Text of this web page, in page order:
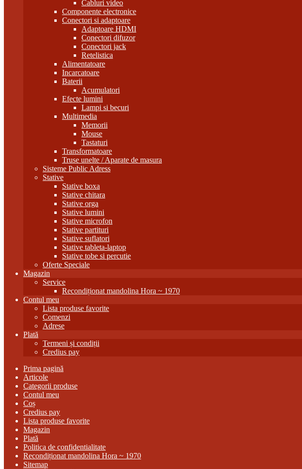
Cabluri video
Componente electronice
Conectori si adaptoare
Adaptoare HDMI
Conectori difuzor
Conectori jack
Retelistica
Alimentatoare
Incarcatoare
Baterii
Acumulatori
Efecte lumini
Lampi si becuri
Multimedia
Memorii
Mouse
Tastaturi
Transformatoare
Truse unelte / Aparate de masura
Sisteme Public Adress
Stative
Stative boxa
Stative chitara
Stative orga
Stative lumini
Stative microfon
Stative partituri
Stative suflatori
Stative tableta-laptop
Stative tobe si percutie
Oferte Speciale
Magazin
Service
Recondiționat mandolina Hora ~ 1970
Contul meu
Lista produse favorite
Comenzi
Adrese
Plată
Termeni și condiții
Credius pay
Prima pagină
Articole
Categorii produse
Contul meu
Coș
Credius pay
Lista produse favorite
Magazin
Plată
Politica de confidentialitate
Recondiționat mandolina Hora ~ 1970
Sitemap